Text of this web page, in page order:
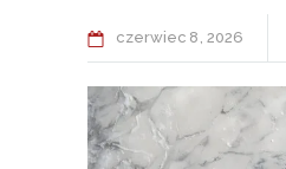
czerwiec 8 2026